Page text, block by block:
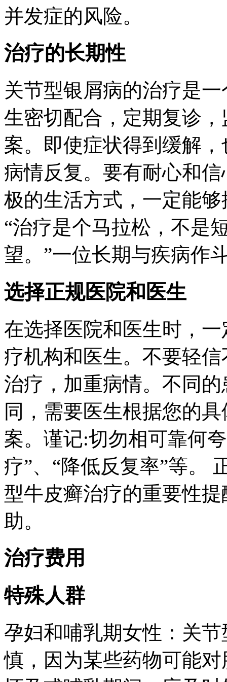
并发症的风险。
治疗的长期性
关节型银屑病的治疗是
生密切配合，定期复诊
案。即使症状得到缓解
病情反复。要有耐心和
极的生活方式，一定能
“治疗是个马拉松，不是
望。”一位长期与疾病作
选择正规医院和医生
在选择医院和医生时，
疗机构和医生。不要轻
治疗，加重病情。不同
同，需要医生根据您的
案。谨记:切勿相可靠何
疗”、“降低反复率”等。
型牛皮癣治疗的重要性
助。
治疗费用
特殊人群
孕妇和哺乳期女性：关
慎，因为某些药物可能